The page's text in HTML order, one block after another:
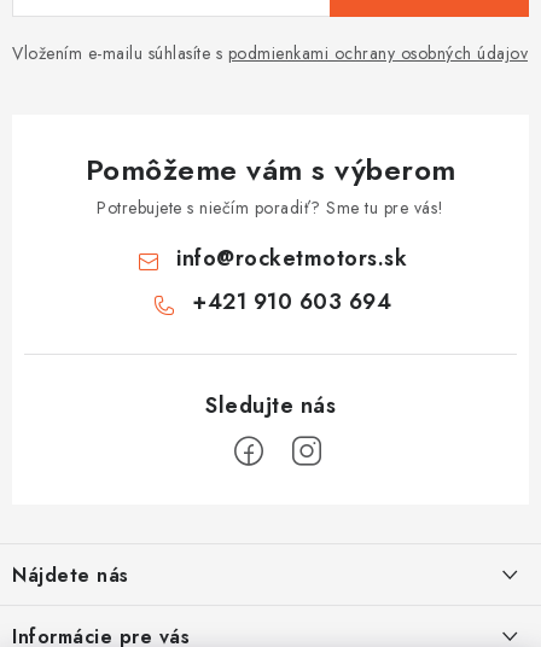
Vložením e-mailu súhlasíte s podmienkami ochrany osobných údajov
Pomôžeme vám s výberom
Potrebujete s niečím poradiť? Sme tu pre vás!
info@rocketmotors.sk
+421 910 603 694
p
ä
Nájdete nás
Informácie pre vás